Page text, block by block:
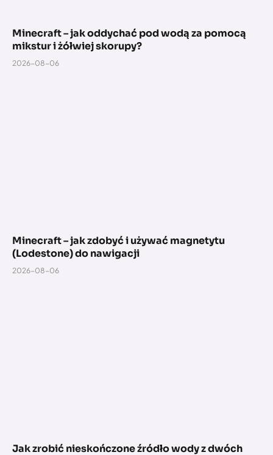
Minecraft – jak oddychać pod wodą za pomocą
mikstur i żółwiej skorupy?
2026-08-06
Minecraft – jak zdobyć i używać magnetytu
(Lodestone) do nawigacji
2026-08-06
Jak zrobić nieskończone źródło wody z dwóch